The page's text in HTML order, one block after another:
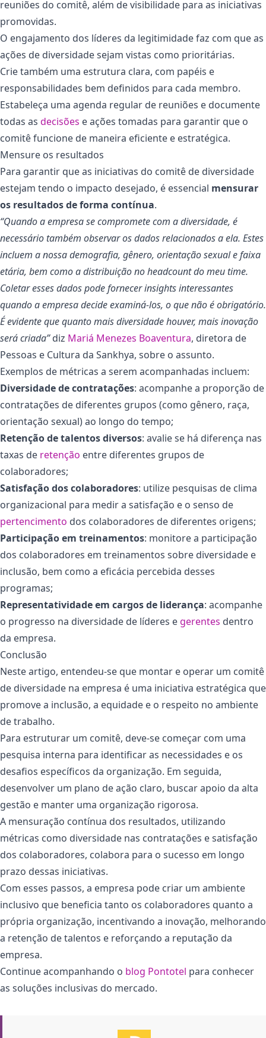
reuniões do comitê, além de visibilidade para as iniciativas
promovidas.
O engajamento dos líderes da legitimidade faz com que as
ações de diversidade sejam vistas como prioritárias.
Crie também uma estrutura clara, com papéis e
responsabilidades bem definidos para cada membro.
Estabeleça uma agenda regular de reuniões e documente
todas as decisões e ações tomadas para garantir que o
comitê funcione de maneira eficiente e estratégica.
Mensure os resultados
Para garantir que as iniciativas do comitê de diversidade
estejam tendo o impacto desejado, é essencial mensurar
os resultados de forma contínua.
“Quando a empresa se compromete com a diversidade, é
necessário também observar os dados relacionados a ela. Estes
incluem a nossa demografia, gênero, orientação sexual e faixa
etária, bem como a distribuição no headcount do meu time.
Coletar esses dados pode fornecer insights interessantes
quando a empresa decide examiná-los, o que não é obrigatório.
É evidente que quanto mais diversidade houver, mais inovação
será criada”diz Mariá Menezes Boaventura, diretora de
Pessoas e Cultura da Sankhya, sobre o assunto.
Exemplos de métricas a serem acompanhadas incluem:
Diversidade de contratações: acompanhe a proporção de
contratações de diferentes grupos (como gênero, raça,
orientação sexual) ao longo do tempo;
Retenção de talentos diversos: avalie se há diferença nas
taxas de retenção entre diferentes grupos de
colaboradores;
Satisfação dos colaboradores: utilize pesquisas de clima
organizacional para medir a satisfação e o senso de
pertencimento dos colaboradores de diferentes origens;
Participação em treinamentos: monitore a participação
dos colaboradores em treinamentos sobre diversidade e
inclusão, bem como a eficácia percebida desses
programas;
Representatividade em cargos de liderança: acompanhe
o progresso na diversidade de líderes e gerentes dentro
da empresa.
Conclusão
Neste artigo, entendeu-se que montar e operar um comitê
de diversidade na empresa é uma iniciativa estratégica que
promove a inclusão, a equidade e o respeito no ambiente
de trabalho.
Para estruturar um comitê, deve-se começar com uma
pesquisa interna para identificar as necessidades e os
desafios específicos da organização. Em seguida,
desenvolver um plano de ação claro, buscar apoio da alta
gestão e manter uma organização rigorosa.
A mensuração contínua dos resultados, utilizando
métricas como diversidade nas contratações e satisfação
dos colaboradores, colabora para o sucesso em longo
prazo dessas iniciativas.
Com esses passos, a empresa pode criar um ambiente
inclusivo que beneficia tanto os colaboradores quanto a
própria organização, incentivando a inovação, melhorando
a retenção de talentos e reforçando a reputação da
empresa.
Continue acompanhando o blog Pontotel para conhecer
as soluções inclusivas do mercado.